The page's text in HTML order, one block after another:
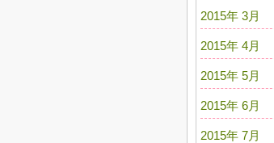
2015年 3月
2015年 4月
2015年 5月
2015年 6月
2015年 7月